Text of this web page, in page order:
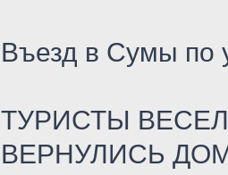
Въезд в Сумы по
ТУРИСТЫ
ВЕРНУЛИСЬ